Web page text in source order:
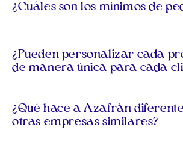
¿Cuáles son los mínimos de
¿Pueden personalizar cada
de manera única para cada
¿Qué hace a Azafrán
otras empresas similares?